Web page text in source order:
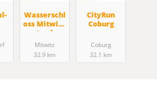
Wasserschl
oss Mitwitz-
Lauf
Mitwitz
32.9 km
CityRun
Coburg
Coburg
32.1 km